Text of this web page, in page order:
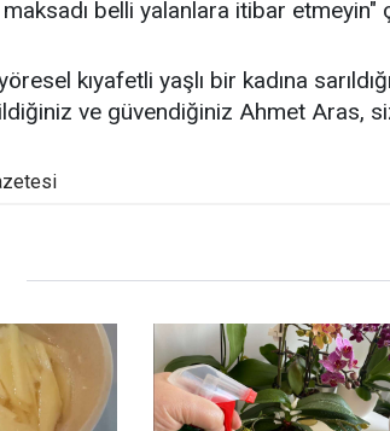
belli yalanlara itibar etmeyin"
kıyafetli yaşlı bir kadına
bildiğiniz ve güvendiğiniz Ahmet Aras,